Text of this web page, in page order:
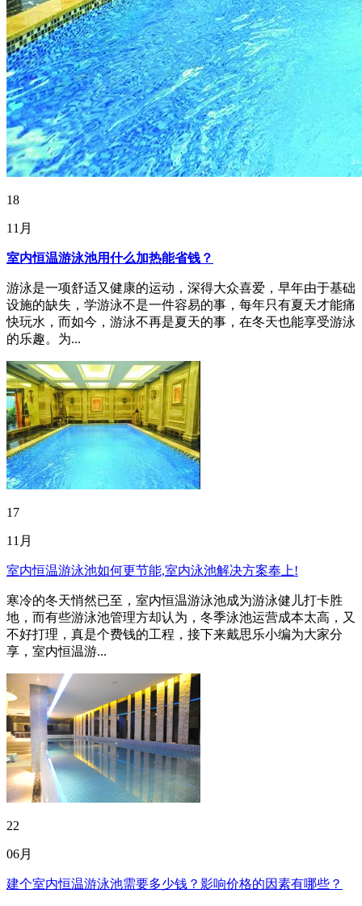
18
11月
室内恒温游泳池用什么加热能省钱？
游泳是一项舒适又健康的运动，深得大众喜爱，早年由于基础
设施的缺失，学游泳不是一件容易的事，每年只有夏天才能痛
快玩水，而如今，游泳不再是夏天的事，在冬天也能享受游泳
的乐趣。为...
17
11月
室内恒温游泳池如何更节能,室内泳池解决方案奉上!
寒冷的冬天悄然已至，室内恒温游泳池成为游泳健儿打卡胜
地，而有些游泳池管理方却认为，冬季泳池运营成本太高，又
不好打理，真是个费钱的工程，接下来戴思乐小编为大家分
享，室内恒温游...
22
06月
建个室内恒温游泳池需要多少钱？影响价格的因素有哪些？